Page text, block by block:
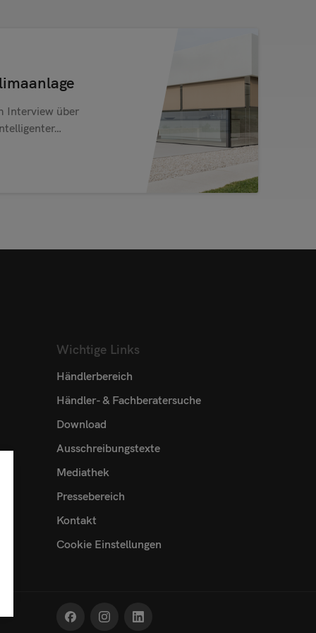
Interview über
Wichtige Links
Händlerbereich
Händler- & Fachberatersuche
Download
Ausschreibungstexte
Mediathek
Pressebereich
Kontakt
Cookie Einstellungen